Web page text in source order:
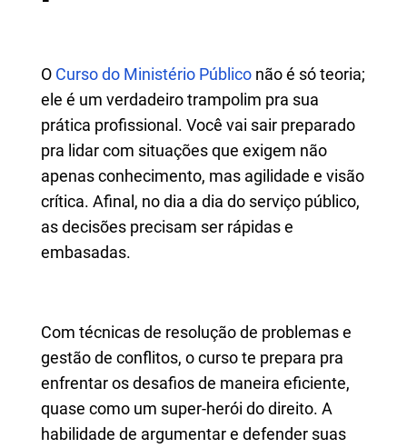
O Curso do Ministério Público não é só teoria;
ele é um verdadeiro trampolim pra sua
prática profissional. Você vai sair preparado
pra lidar com situações que exigem não
apenas conhecimento, mas agilidade e visão
crítica. Afinal, no dia a dia do serviço público,
as decisões precisam ser rápidas e
embasadas.
Com técnicas de resolução de problemas e
gestão de conflitos, o curso te prepara pra
enfrentar os desafios de maneira eficiente,
quase como um super-herói do direito. A
habilidade de argumentar e defender suas